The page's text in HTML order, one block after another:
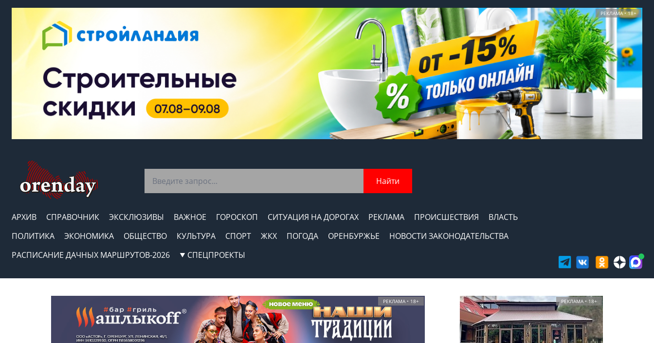
РЕКЛАМА • 18+
Найти
АРХИВ СПРАВОЧНИК ЭКСКЛЮЗИВЫ ВАЖНОЕ ГОРОСКОП СИТУАЦИЯ НА ДОРОГАХ РЕКЛАМА ПРОИСШЕСТВИЯ
ВЛАСТЬ
ПОЛИТИКА
ЭКОНОМИКА ОБЩЕСТВО КУЛЬТУРА СПОРТ ЖКХ ПОГОДА ОРЕНБУРЖЬЕ
НОВОСТИ ЗАКОНОДАТЕЛЬСТВА
РАСПИСАНИЕ ДАЧНЫХ МАРШРУТОВ-2026
СПЕЦПРОЕКТЫ
РЕКЛАМА • 18+ РЕКЛАМА • 18+